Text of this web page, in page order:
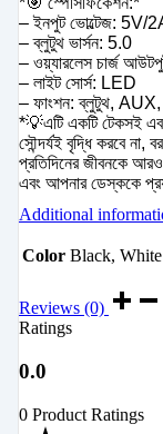
– ইনপুট ভোল্টেজ: 5V/
– ব্লুটুথ ভার্সন: 5.0
– ওয়্যারলেস চার্জ
– লাইট সোর্স: LED
– ফাংশন: ব্লুটুথ, AUX,
*💡এটি একটি টেকসই
সৌন্দর্যই বৃদ্ধি করবে না,
প্রতিদিনের জীবনকে
এবং আপনার ডেস্ককে
Additional
Color Black, White
Reviews (0)
Ratings
0.0
0 Product Ratings